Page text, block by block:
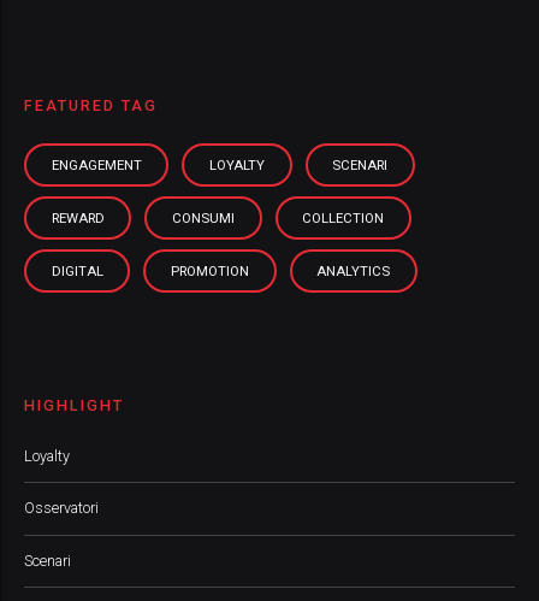
FEATURED TAG
ENGAGEMENT LOYALTY SCENARI
REWARD CONSUMI COLLECTION
DIGITAL PROMOTION ANALYTICS
HIGHLIGHT
Loyalty
Osservatori
Scenari